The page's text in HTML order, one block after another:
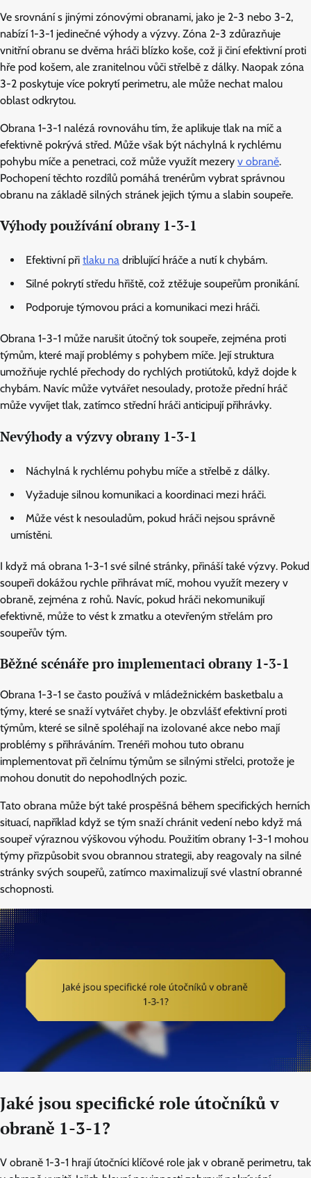
Ve srovnání s jinými zónovými obranami, jako je 2-3 nebo 3-2,
nabízí 1-3-1 jedinečné výhody a výzvy. Zóna 2-3 zdůrazňuje
vnitřní obranu se dvěma hráči blízko koše, což ji činí efektivní proti
hře pod košem, ale zranitelnou vůči střelbě z dálky. Naopak zóna
3-2 poskytuje více pokrytí perimetru, ale může nechat malou
oblast odkrytou.
Obrana 1-3-1 nalézá rovnováhu tím, že aplikuje tlak na míč a
efektivně pokrývá střed. Může však být náchylná k rychlému
pohybu míče a penetraci, což může využít mezery v obraně.
Pochopení těchto rozdílů pomáhá trenérům vybrat správnou
obranu na základě silných stránek jejich týmu a slabin soupeře.
Výhody používání obrany 1-3-1
Efektivní při tlaku na driblující hráče a nutí k chybám.
Silné pokrytí středu hřiště, což ztěžuje soupeřům pronikání.
Podporuje týmovou práci a komunikaci mezi hráči.
Obrana 1-3-1 může narušit útočný tok soupeře, zejména proti
týmům, které mají problémy s pohybem míče. Její struktura
umožňuje rychlé přechody do rychlých protiútoků, když dojde k
chybám. Navíc může vytvářet nesoulady, protože přední hráč
může vyvíjet tlak, zatímco střední hráči anticipují přihrávky.
Nevýhody a výzvy obrany 1-3-1
Náchylná k rychlému pohybu míče a střelbě z dálky.
Vyžaduje silnou komunikaci a koordinaci mezi hráči.
Může vést k nesouladům, pokud hráči nejsou správně
umístěni.
I když má obrana 1-3-1 své silné stránky, přináší také výzvy. Pokud
soupeři dokážou rychle přihrávat míč, mohou využít mezery v
obraně, zejména z rohů. Navíc, pokud hráči nekomunikují
efektivně, může to vést k zmatku a otevřeným střelám pro
soupeřův tým.
Běžné scénáře pro implementaci obrany 1-3-1
Obrana 1-3-1 se často používá v mládežnickém basketbalu a
týmy, které se snaží vytvářet chyby. Je obzvlášť efektivní proti
týmům, které se silně spoléhají na izolované akce nebo mají
problémy s přihráváním. Trenéři mohou tuto obranu
implementovat při čelnímu týmům se silnými střelci, protože je
mohou donutit do nepohodlných pozic.
Tato obrana může být také prospěšná během specifických herních
situací, například když se tým snaží chránit vedení nebo když má
soupeř výraznou výškovou výhodu. Použitím obrany 1-3-1 mohou
týmy přizpůsobit svou obrannou strategii, aby reagovaly na silné
stránky svých soupeřů, zatímco maximalizují své vlastní obranné
schopnosti.
Jaké jsou specifické role útočníků v
obraně 1-3-1?
V obraně 1-3-1 hrají útočníci klíčové role jak v obraně perimetru, tak